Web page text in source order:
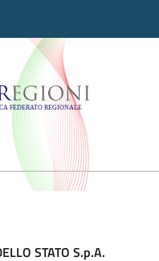
-
STATO S.p.A.